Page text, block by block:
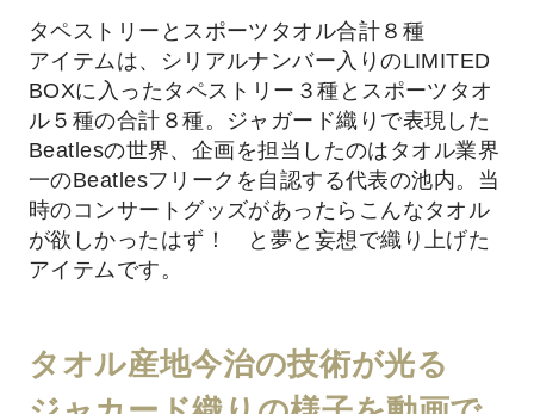
タペストリーとスポーツタオル合計８種
アイテムは、シリアルナンバー入りのLIMITED
BOXに入ったタペストリー３種とスポーツタオ
ル５種の合計８種。ジャガード織りで表現した
Beatlesの世界、企画を担当したのはタオル業界
一のBeatlesフリークを自認する代表の池内。当
時のコンサートグッズがあったらこんなタオル
が欲しかったはず！ と夢と妄想で織り上げた
アイテムです。
タオル産地今治の技術が光る